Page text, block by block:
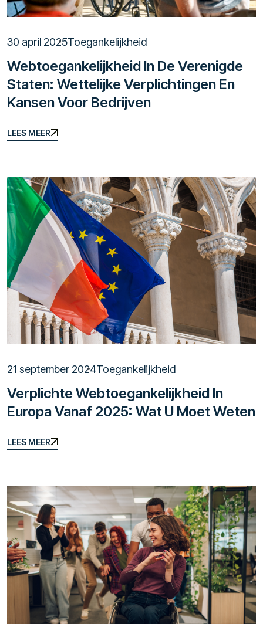
30 april 2025Toegankelijkheid
Webtoegankelijkheid In De Verenigde
Staten: Wettelijke Verplichtingen En
Kansen Voor Bedrijven
LEES MEER
LEES MEER
21 september 2024Toegankelijkheid
Verplichte Webtoegankelijkheid In
Europa Vanaf 2025: Wat U Moet Weten
LEES MEER
LEES MEER